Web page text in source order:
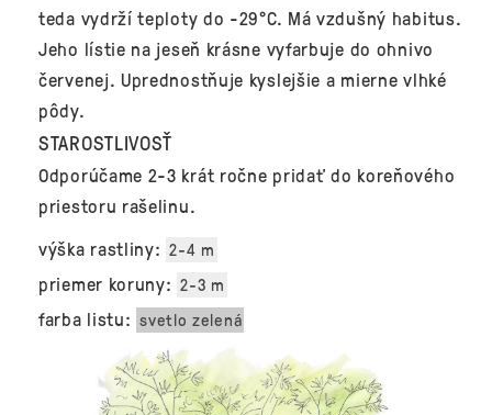
teda vydrží teploty do -29°C. Má vzdušný habitus.
Jeho lístie na jeseň krásne vyfarbuje do ohnivo
červenej. Uprednostňuje kyslejšie a mierne vlhké
pôdy.
STAROSTLIVOSŤ
Odporúčame 2-3 krát ročne pridať do koreňového
priestoru rašelinu.
výška rastliny: 2-4 m
priemer koruny: 2-3 m
farba listu: svetlo zelená